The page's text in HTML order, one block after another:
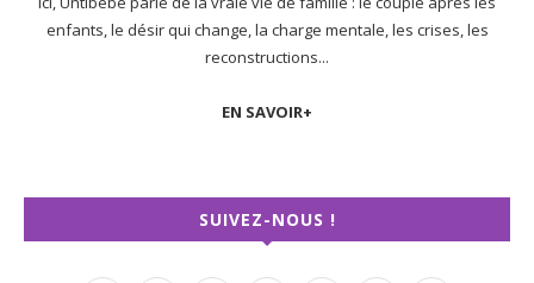
enfants, le désir qui change, la charge mentale, les crises, les
reconstructions...
EN SAVOIR+
SUIVEZ-NOUS !